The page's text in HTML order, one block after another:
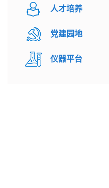
人才培养
党建园地
仪器平台